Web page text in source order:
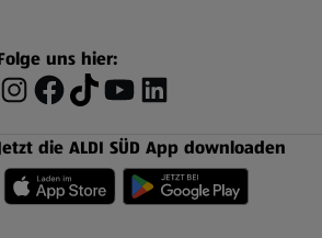
uns hier:
die ALDI SÜD App downloaden